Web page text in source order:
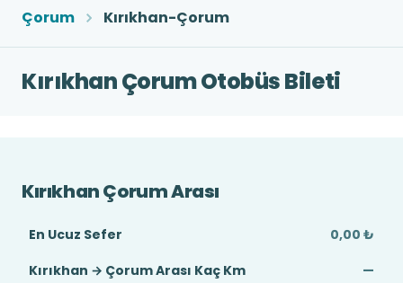
Çorum
Kırıkhan-Çorum
Kırıkhan Çorum Otobüs Bileti
Kırıkhan Çorum Arası
En Ucuz Sefer
0,00 ₺
Kırıkhan → Çorum Arası Kaç Km
—